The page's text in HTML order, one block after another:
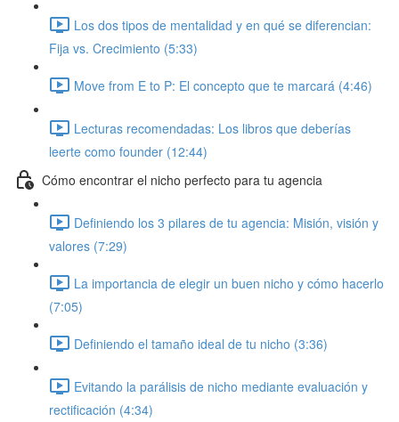
Los dos tipos de mentalidad y en qué se diferencian:
Fija vs. Crecimiento (5:33)
Move from E to P: El concepto que te marcará (4:46)
Lecturas recomendadas: Los libros que deberías
leerte como founder (12:44)
Cómo encontrar el nicho perfecto para tu agencia
Definiendo los 3 pilares de tu agencia: Misión, visión y
valores (7:29)
La importancia de elegir un buen nicho y cómo hacerlo
(7:05)
Definiendo el tamaño ideal de tu nicho (3:36)
Evitando la parálisis de nicho mediante evaluación y
rectificación (4:34)